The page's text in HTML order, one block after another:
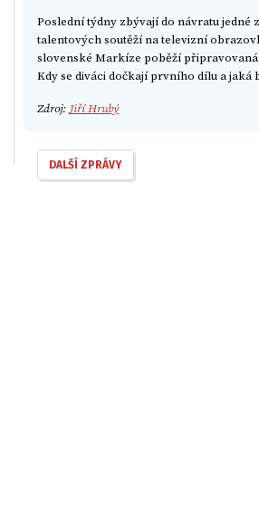
Poslední týdny zbývají do návratu jedné
talentových soutěží na televizní
slovenské Markíze poběží připravovaná
Kdy se diváci dočkají prvního dílu a jaká
Zdroj: Jiří Hrubý
DALŠÍ ZPRÁVY